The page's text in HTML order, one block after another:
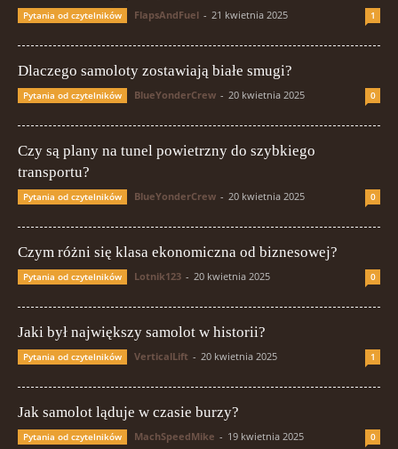
Pytania od czytelników FlapsAndFuel - 21 kwietnia 2025 1
Dlaczego samoloty zostawiają białe smugi?
Pytania od czytelników BlueYonderCrew - 20 kwietnia 2025 0
Czy są plany na tunel powietrzny do szybkiego
transportu?
Pytania od czytelników BlueYonderCrew - 20 kwietnia 2025 0
Czym różni się klasa ekonomiczna od biznesowej?
Pytania od czytelników Lotnik123 - 20 kwietnia 2025 0
Jaki był największy samolot w historii?
Pytania od czytelników VerticalLift - 20 kwietnia 2025 1
Jak samolot ląduje w czasie burzy?
Pytania od czytelników MachSpeedMike - 19 kwietnia 2025 0